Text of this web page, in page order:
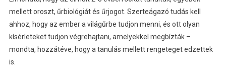
mellett oroszt, űrbiológiát és űrjogot. Szerteágazó tudás kell
ahhoz, hogy az ember a világűrbe tudjon menni, és ott olyan
kísérleteket tudjon végrehajtani, amelyekkel megbízták –
mondta, hozzátéve, hogy a tanulás mellett rengeteget edzettek
is.